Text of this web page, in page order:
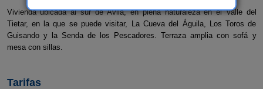
Vivienda ubicada al sur de Ávila, en plena naturaleza en el Valle del
Tietar, en la que se puede visitar, La Cueva del Águila, Los Toros de
Guisando y la Senda de los Pescadores. Terraza amplia con sofá y
mesa con sillas.
Tarifas